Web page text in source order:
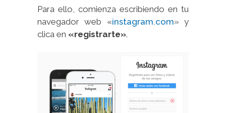
Para ello, comienza escribiendo en tu
navegador web «instagram.com» y
clica en «registrarte».